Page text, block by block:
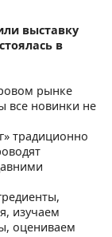
выставку
в
рынке
все новинки не
традиционно
изучаем
оцениваем